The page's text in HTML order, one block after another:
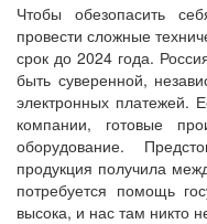
Чтобы обезопасить
провести сложные
срок до 2024 года.
быть суверенной,
электронных платежей.
компании, готовые
оборудование.
продукция получила
потребуется помощь
высока, и нас там никто